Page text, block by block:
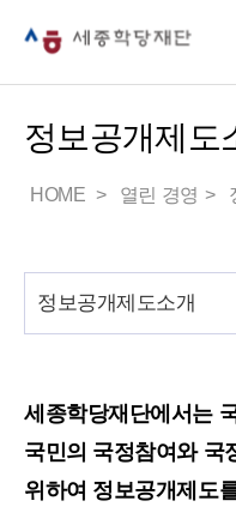
정보공개제도
HOME 열린 경영
세종학당재단에서는
국민의 국정참여와 국
위하여 정보공개제도